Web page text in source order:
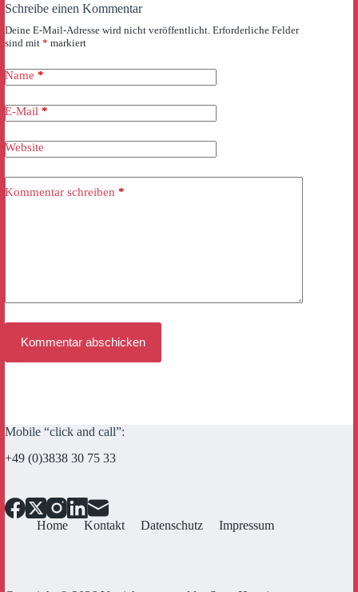
Schreibe einen Kommentar
Deine E-Mail-Adresse wird nicht veröffentlicht. Erforderliche Felder
sind mit * markiert
Name *
E-Mail *
Website
Kommentar schreiben *
Kommentar abschicken
Mobile “click and call”:
+49 (0)3838 30 75 33
Home Kontakt Datenschutz Impressum